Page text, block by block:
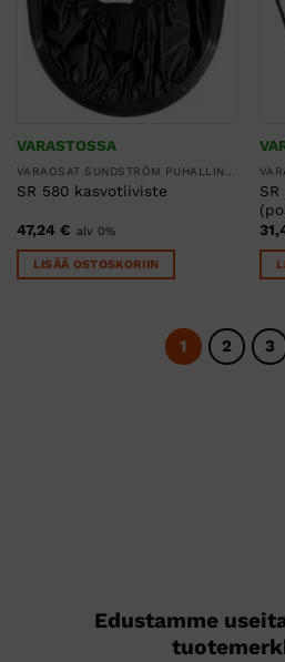
VARASTOSSA
SR 580 kasvotiiviste
47,24 € alv 0%
LISÄÄ OSTOSKORIIN
1 2 3
Edustamme